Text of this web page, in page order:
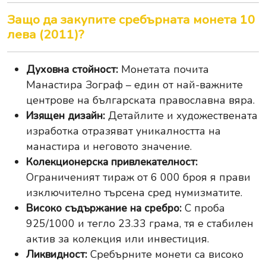
Защо да закупите сребърната монета 10
лева (2011)?
Духовна стойност: Монетата почита
Манастира Зограф – един от най-важните
центрове на българската православна вяра.
Изящен дизайн: Детайлите и художествената
изработка отразяват уникалността на
манастира и неговото значение.
Колекционерска привлекателност:
Ограниченият тираж от 6 000 броя я прави
изключително търсена сред нумизматите.
Високо съдържание на сребро: С проба
925/1000 и тегло 23.33 грама, тя е стабилен
актив за колекция или инвестиция.
Ликвидност: Сребърните монети са високо